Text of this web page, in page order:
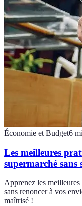
Économie et Budget6
Les meilleures
supermarché sans
Apprenez les
sans renoncer à vos
maîtrisé !